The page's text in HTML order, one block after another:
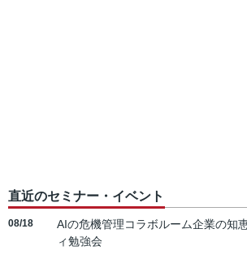
直近のセミナー・イベント
08/18
AIの危機管理コラボルーム企業の知
ィ勉強会